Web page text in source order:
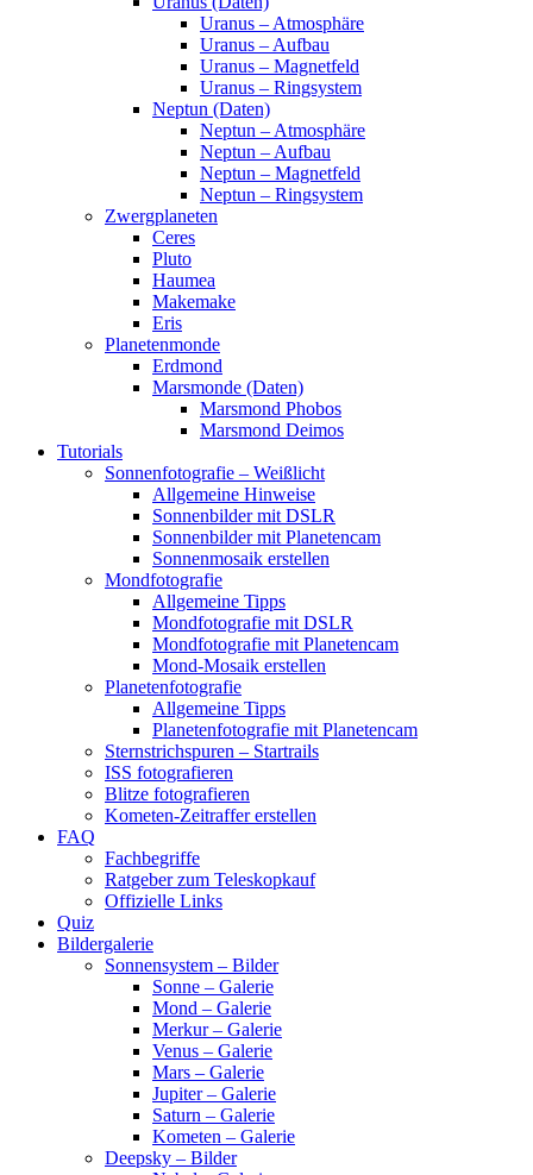
Uranus – Atmosphäre
Uranus – Aufbau
Uranus – Magnetfeld
Uranus – Ringsystem
Neptun (Daten)
Neptun – Atmosphäre
Neptun – Aufbau
Neptun – Magnetfeld
Neptun – Ringsystem
Zwergplaneten
Ceres
Pluto
Haumea
Makemake
Eris
Planetenmonde
Erdmond
Marsmonde (Daten)
Marsmond Phobos
Marsmond Deimos
Tutorials
Sonnenfotografie – Weißlicht
Allgemeine Hinweise
Sonnenbilder mit DSLR
Sonnenbilder mit Planetencam
Sonnenmosaik erstellen
Mondfotografie
Allgemeine Tipps
Mondfotografie mit DSLR
Mondfotografie mit Planetencam
Mond-Mosaik erstellen
Planetenfotografie
Allgemeine Tipps
Planetenfotografie mit Planetencam
Sternstrichspuren – Startrails
ISS fotografieren
Blitze fotografieren
Kometen-Zeitraffer erstellen
FAQ
Fachbegriffe
Ratgeber zum Teleskopkauf
Offizielle Links
Quiz
Bildergalerie
Sonnensystem – Bilder
Sonne – Galerie
Mond – Galerie
Merkur – Galerie
Venus – Galerie
Mars – Galerie
Jupiter – Galerie
Saturn – Galerie
Kometen – Galerie
Deepsky – Bilder